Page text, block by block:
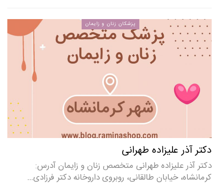
پزشکان زنان و زایمان
دکتر آذر علیزاده طهرانی
دکتر آذر علیزاده طهرانی متخصص زنان و زایمان آدرس:
کرمانشاه، خیابان طالقانی، روبروی داروخانه دکتر فرزادی…